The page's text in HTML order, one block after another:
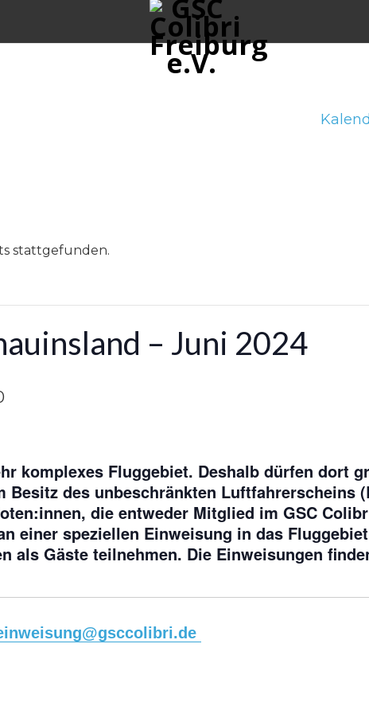
stattgefunden.
– Juni 2024
komplexes Fluggebiet. Deshalb dürfen dort
des unbeschränkten Luftfahrerscheins
die entweder Mitglied im GSC
einer speziellen Einweisung in das
als Gäste teilnehmen. Die Einweisungen